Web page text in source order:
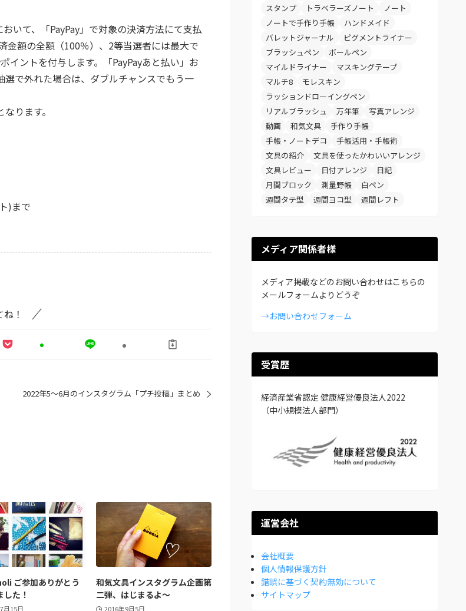
いて、「PayPay」で対象の決済方法にて支払
金額の全額（100％）、2等当選者には最大で
イントを付与します。「PayPayあと払い」お
選で外れた場合は、ダブルチャンスでもう一
ります。
)まで
！
2022年5～6月のインスタグラム「プチ投稿」まとめ
ご参加ありがとう
した！
月15日
和気文具インスタグラム企画第
二弾、はじまるよ～
2016年9月5日
スタンプ
トラベラーズノート
ノート
ノートで手作り手帳
ハンドメイド
バレットジャーナル
ピグメントライナー
ブラッシュペン
ボールペン
マイルドライナー
マスキングテープ
マルチ8
モレスキン
ラッションドローイングペン
リアルブラッシュ
万年筆
写真アレンジ
動画
和気文具
手作り手帳
手帳・ノートデコ
手帳活用・手帳術
文具の紹介
文具を使ったかわいいアレンジ
文具レビュー
日付アレンジ
日記
月間ブロック
測量野帳
白ペン
週間タテ型
週間ヨコ型 週間レフト
メディア関係者様
メディア掲載などのお問い合わせはこちらの
メールフォームよりどうぞ
→お問い合わせフォーム
受賞歴
経済産業省認定 健康経営優良法人2022
（中小規模法人部門）
運営会社
会社概要
個人情報保護方針
錯誤に基づく契約無効について
サイトマップ